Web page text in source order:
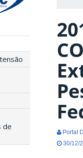
de
Portal
30/12/